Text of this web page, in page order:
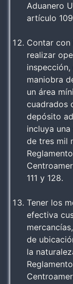
Aduanero
artículo
Contar con
realizar
maniobra
un área
cuadrados
depósito
incluya
de tres mil
111 y 128.
Tener los
efectiva
de
la